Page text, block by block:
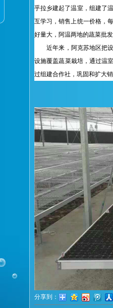
乎拉乡建起了温室，组建了
互学习，销售上统一价格，
好量大，阿温两地的蔬菜批
近年来，阿克苏地区把设
设施覆盖蔬菜栽培，通过温
过组建合作社，巩固和扩大
分享到：